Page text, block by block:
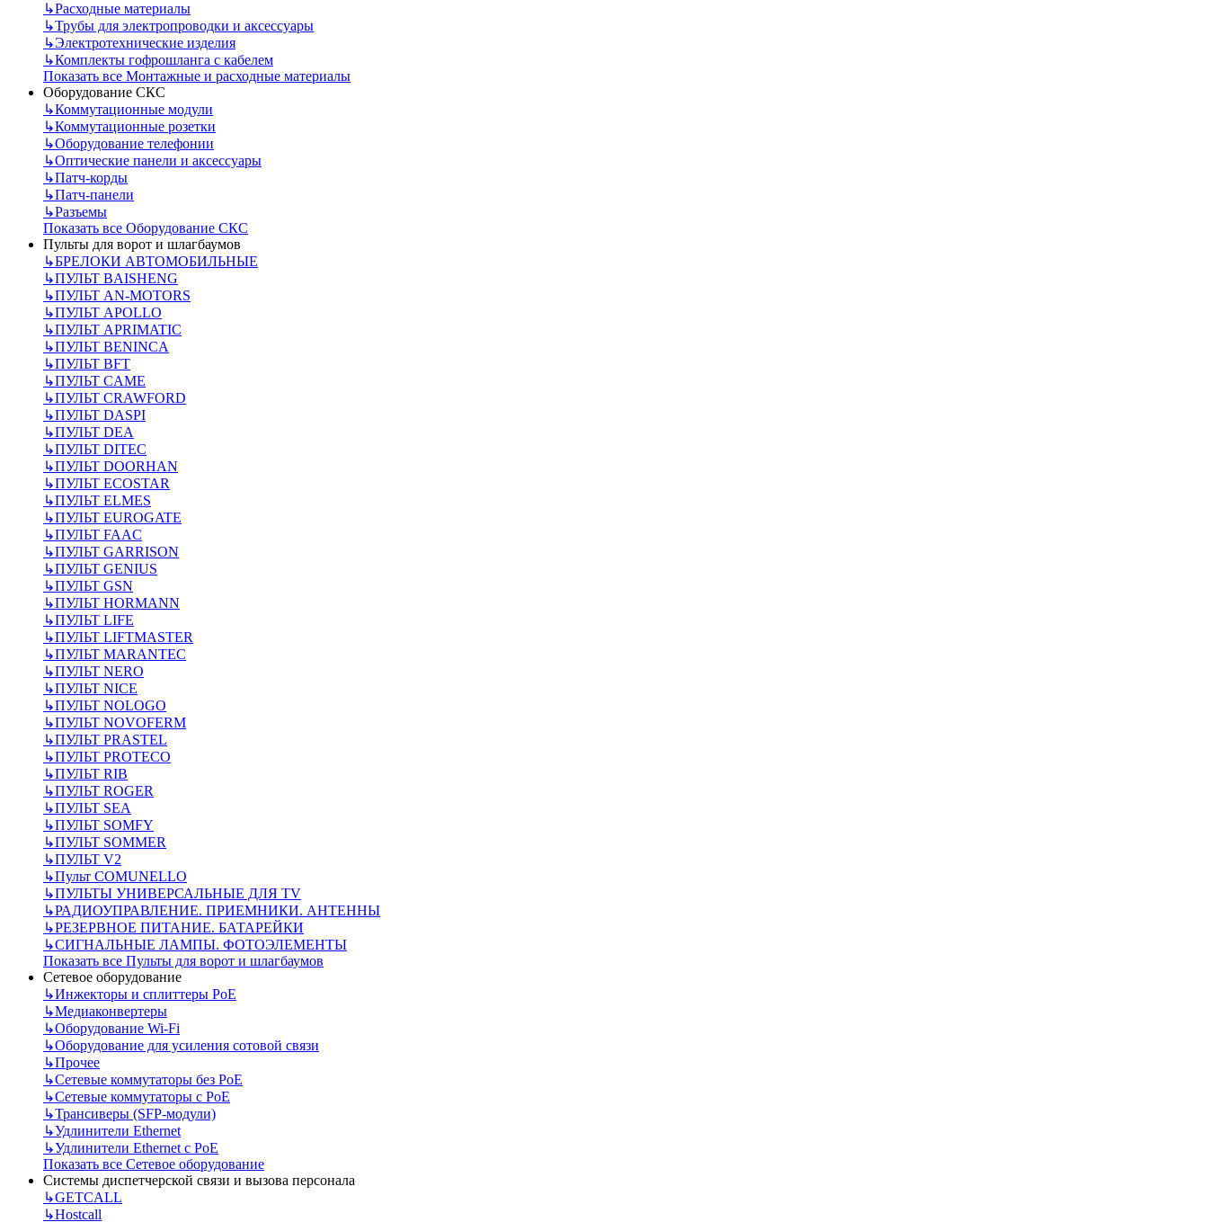
↳Расходные материалы
↳Трубы для электропроводки и аксессуары
↳Электротехнические изделия
↳Комплекты гофрошланга с кабелем
Показать все Монтажные и расходные материалы
Оборудование СКС
↳Коммутационные модули
↳Коммутационные розетки
↳Оборудование телефонии
↳Оптические панели и аксессуары
↳Патч-корды
↳Патч-панели
↳Разъемы
Показать все Оборудование СКС
Пульты для ворот и шлагбаумов
↳БРЕЛОКИ АВТОМОБИЛЬНЫЕ
↳ПУЛЬТ BAISHENG
↳ПУЛЬТ AN-MOTORS
↳ПУЛЬТ APOLLO
↳ПУЛЬТ APRIMATIC
↳ПУЛЬТ BENINCA
↳ПУЛЬТ BFT
↳ПУЛЬТ CAME
↳ПУЛЬТ CRAWFORD
↳ПУЛЬТ DASPI
↳ПУЛЬТ DEA
↳ПУЛЬТ DITEC
↳ПУЛЬТ DOORHAN
↳ПУЛЬТ ECOSTAR
↳ПУЛЬТ ELMES
↳ПУЛЬТ EUROGATE
↳ПУЛЬТ FAAC
↳ПУЛЬТ GARRISON
↳ПУЛЬТ GENIUS
↳ПУЛЬТ GSN
↳ПУЛЬТ HORMANN
↳ПУЛЬТ LIFE
↳ПУЛЬТ LIFTMASTER
↳ПУЛЬТ MARANTEC
↳ПУЛЬТ NERO
↳ПУЛЬТ NICE
↳ПУЛЬТ NOLOGO
↳ПУЛЬТ NOVOFERM
↳ПУЛЬТ PRASTEL
↳ПУЛЬТ PROTECO
↳ПУЛЬТ RIB
↳ПУЛЬТ ROGER
↳ПУЛЬТ SEA
↳ПУЛЬТ SOMFY
↳ПУЛЬТ SOMMER
↳ПУЛЬТ V2
↳Пульт СOMUNELLO
↳ПУЛЬТЫ УНИВЕРСАЛЬНЫЕ ДЛЯ TV
↳РАДИОУПРАВЛЕНИЕ. ПРИЕМНИКИ. АНТЕННЫ
↳РЕЗЕРВНОЕ ПИТАНИЕ. БАТАРЕЙКИ
↳СИГНАЛЬНЫЕ ЛАМПЫ. ФОТОЭЛЕМЕНТЫ
Показать все Пульты для ворот и шлагбаумов
Сетевое оборудование
↳Инжекторы и сплиттеры РоЕ
↳Медиаконвертеры
↳Оборудование Wi-Fi
↳Оборудование для усиления сотовой связи
↳Прочее
↳Сетевые коммутаторы без РоЕ
↳Сетевые коммутаторы с РоЕ
↳Трансиверы (SFP-модули)
↳Удлинители Ethernet
↳Удлинители Ethernet с PoE
Показать все Сетевое оборудование
Системы диспетчерской связи и вызова персонала
↳GETCALL
↳Hostcall